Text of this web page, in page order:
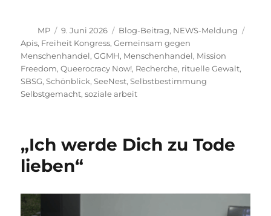
Autor
MP
Veröffentlicht
am
9. Juni 2026 Kategorien
Blog-Beitrag, NEWS-Meldung
Apis, Freiheit Kongress,Gemeinsam gegen
Menschenhandel,GGMH, Menschenhandel, Mission
Freedom,Queerocracy Now!, Recherche, rituelle Gewalt,
SBSG,Schönblick,SeeNest,Selbstbestimmung
Selbstgemacht,soziale arbeit
„Ich werde Dich zu Tode
lieben“